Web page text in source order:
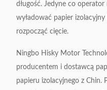
Dokładność składania i
cięcia
Zasilacz
długość. Jedyne co operator
wyładować papier
rozpocząć cięcie.
Ningbo Hisky Motor
producentem i dostawcą
papieru izolacyjnego z Chin.